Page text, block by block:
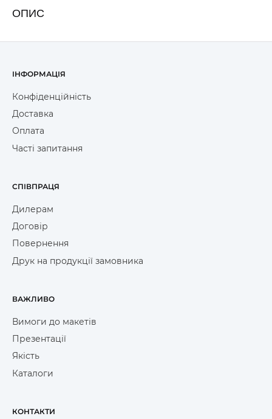
ОПИС
ІНФОРМАЦІЯ
Конфіденційність
Доставка
Оплата
Часті запитання
СПІВПРАЦЯ
Дилерам
Договір
Повернення
Друк на продукції замовника
ВАЖЛИВО
Вимоги до макетів
Презентації
Якість
Каталоги
КОНТАКТИ